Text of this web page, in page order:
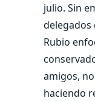
julio. Sin
delegados
Rubio
amigos,
haciendo